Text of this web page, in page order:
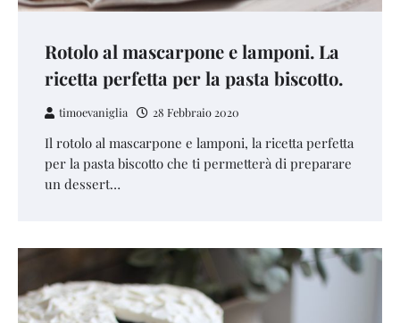
Rotolo al mascarpone e lamponi. La
ricetta perfetta per la pasta biscotto.
timoevaniglia 28 Febbraio 2020
Il rotolo al mascarpone e lamponi, la ricetta perfetta
per la pasta biscotto che ti permetterà di preparare
un dessert…